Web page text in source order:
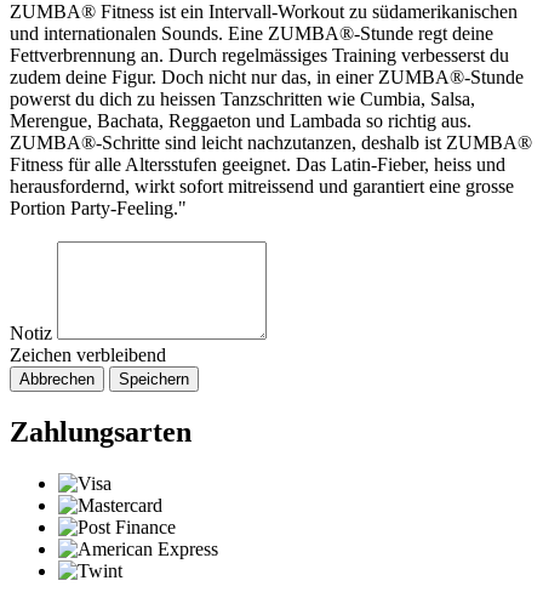
ZUMBA® Fitness ist ein Intervall-Workout zu südamerikanischen
und internationalen Sounds. Eine ZUMBA®-Stunde regt deine
Fettverbrennung an. Durch regelmässiges Training verbesserst du
zudem deine Figur. Doch nicht nur das, in einer ZUMBA®-Stunde
powerst du dich zu heissen Tanzschritten wie Cumbia, Salsa,
Merengue, Bachata, Reggaeton und Lambada so richtig aus.
ZUMBA®-Schritte sind leicht nachzutanzen, deshalb ist ZUMBA®
Fitness für alle Altersstufen geeignet. Das Latin-Fieber, heiss und
herausfordernd, wirkt sofort mitreissend und garantiert eine grosse
Portion Party-Feeling."
Notiz
Zeichen verbleibend
Abbrechen Speichern
Zahlungsarten